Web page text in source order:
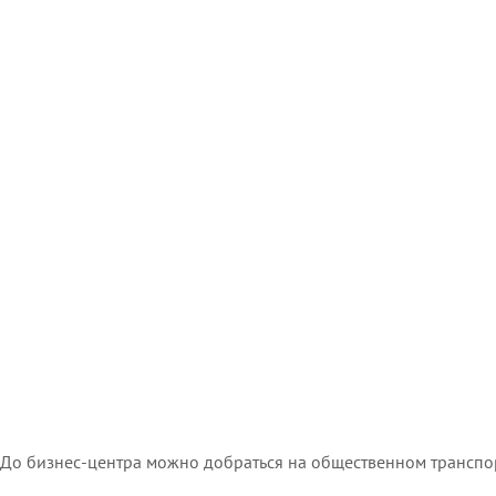
До бизнес-центра можно добраться на общественном